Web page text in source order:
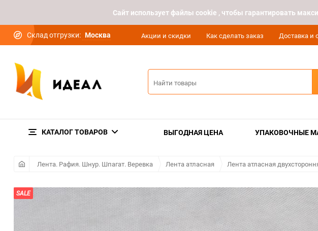
Cайт использует файлы cookie , чтобы гарантировать
Склад отгрузки: Москва Акции и скидки Как сделать заказ Доставка и
КАТАЛОГ ТОВАРОВ ВЫГОДНАЯ ЦЕНА УПАКОВОЧНЫЕ
Лента. Рафия. Шнур. Шпагат. Веревка Лента атласная Лента атласная
SALE